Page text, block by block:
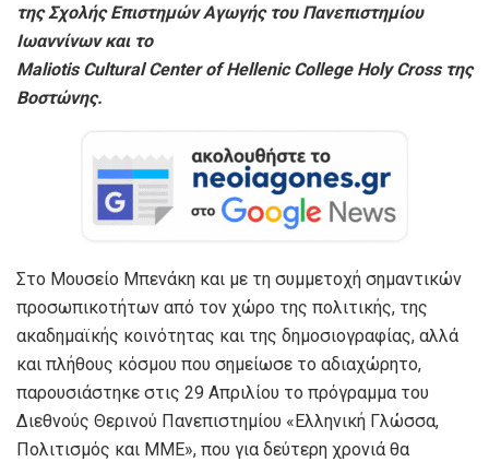
της Σχολής Επιστημών Αγωγής του Πανεπιστημίου
Ιωαννίνων και το
Maliotis Cultural Center of Hellenic College Holy Crossτης
Βοστώνης.
Στο Μουσείο Μπενάκη και με τη συμμετοχή σημαντικών
προσωπικοτήτων από τον χώρο της πολιτικής, της
ακαδημαϊκής κοινότητας και της δημοσιογραφίας, αλλά
και πλήθους κόσμου που σημείωσε το αδιαχώρητο,
παρουσιάστηκε στις 29 Απριλίου το πρόγραμμα του
Διεθνούς Θερινού Πανεπιστημίου «Ελληνική Γλώσσα,
Πολιτισμός και ΜΜΕ», που για δεύτερη χρονιά θα